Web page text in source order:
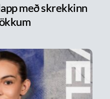
með skrekkinn